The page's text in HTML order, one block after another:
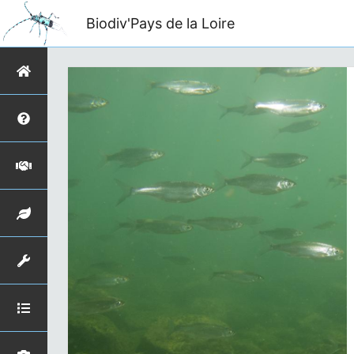
Biodiv'Pays de la Loire